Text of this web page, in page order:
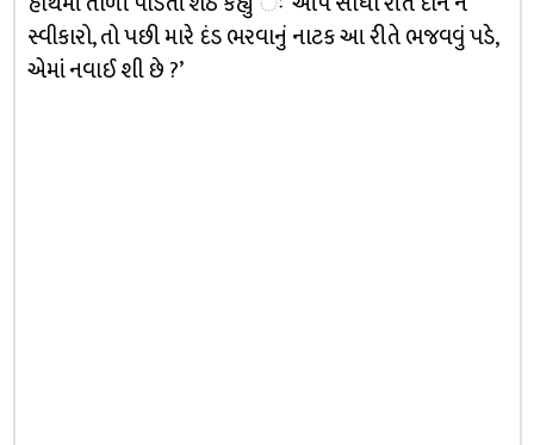
સ્વીકારો, તો પછી મારે દંડ ભરવાનું નાટક આ રીતે ભજવવું પડે,
એમાં નવાઈ શી છે ?’